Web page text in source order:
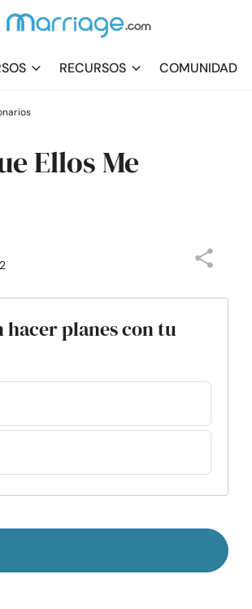
RECURSOS COMUNIDAD
Ellos Me
hacer planes con tu